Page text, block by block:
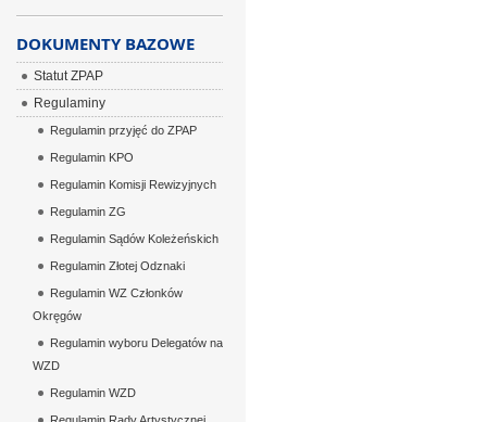
DOKUMENTY BAZOWE
Statut ZPAP
Regulaminy
Regulamin przyjęć do ZPAP
Regulamin KPO
Regulamin Komisji Rewizyjnych
Regulamin ZG
Regulamin Sądów Koleżeńskich
Regulamin Złotej Odznaki
Regulamin WZ Członków
Okręgów
Regulamin wyboru Delegatów na
WZD
Regulamin WZD